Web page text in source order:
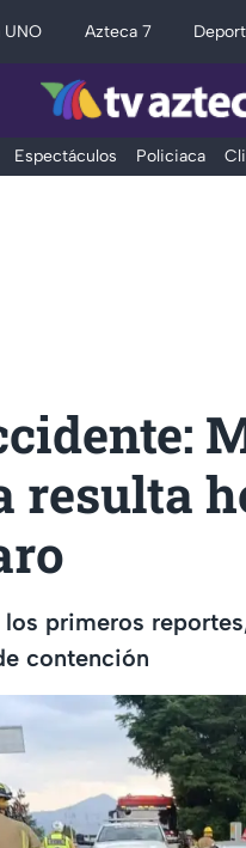
UNO Azteca 7
Espectáculos Policiaca
resulta
primeros
contención